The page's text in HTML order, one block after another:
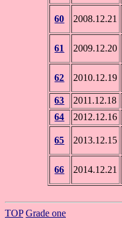
60 2008.12.21
61 2009.12.20
62 2010.12.19
63
2011.12.18
64
2012.12.16
65 2013.12.15
66 2014.12.21
TOP Grade one